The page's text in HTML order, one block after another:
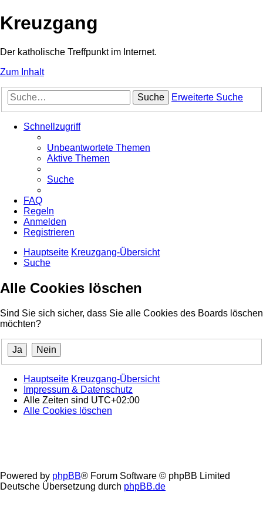
Kreuzgang
Der katholische Treffpunkt im Internet.
Zum Inhalt
Suche Erweiterte Suche
Schnellzugriff
Unbeantwortete Themen
Aktive Themen
Suche
FAQ
Regeln
Anmelden
Registrieren
Hauptseite Kreuzgang-Übersicht
Suche
Alle Cookies löschen
Sind Sie sich sicher, dass Sie alle Cookies des Boards löschen
möchten?
Hauptseite Kreuzgang-Übersicht
Impressum & Datenschutz
Alle Zeiten sind UTC+02:00
Alle Cookies löschen
Powered by phpBB® Forum Software © phpBB Limited
Deutsche Übersetzung durch phpBB.de